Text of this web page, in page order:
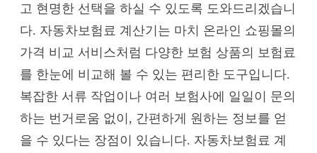
고 현명한 선택을 하실 수 있도록 도와드리겠습니
다. 자동차보험료 계산기는 마치 온라인 쇼핑몰의
가격 비교 서비스처럼 다양한 보험 상품의 보험료
를 한눈에 비교해 볼 수 있는 편리한 도구입니다.
복잡한 서류 작업이나 여러 보험사에 일일이 문의
하는 번거로움 없이, 간편하게 원하는 정보를 얻
을 수 있다는 장점이 있습니다. 자동차보험료 계